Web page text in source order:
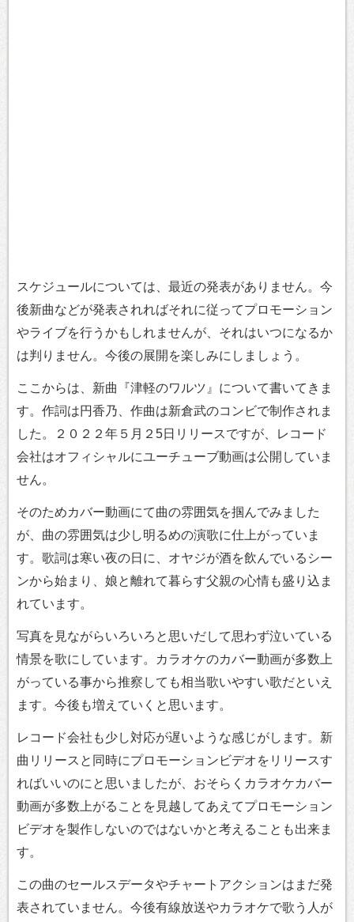
スケジュールについては、最近の発表がありません。今
後新曲などが発表されればそれに従ってプロモーション
やライブを行うかもしれませんが、それはいつになるか
は判りません。今後の展開を楽しみにしましょう。
ここからは、新曲『津軽のワルツ』について書いてきま
す。作詞は円香乃、作曲は新倉武のコンビで制作されま
した。２０２２年５月２5日リリースですが、レコード
会社はオフィシャルにユーチューブ動画は公開していま
せん。
そのためカバー動画にて曲の雰囲気を掴んでみました
が、曲の雰囲気は少し明るめの演歌に仕上がっていま
す。歌詞は寒い夜の日に、オヤジが酒を飲んでいるシー
ンから始まり、娘と離れて暮らす父親の心情も盛り込ま
れています。
写真を見ながらいろいろと思いだして思わず泣いている
情景を歌にしています。カラオケのカバー動画が多数上
がっている事から推察しても相当歌いやすい歌だといえ
ます。今後も増えていくと思います。
レコード会社も少し対応が遅いような感じがします。新
曲リリースと同時にプロモーションビデオをリリースす
ればいいのにと思いましたが、おそらくカラオケカバー
動画が多数上がることを見越してあえてプロモーション
ビデオを製作しないのではないかと考えることも出来ま
す。
この曲のセールスデータやチャートアクションはまだ発
表されていません。今後有線放送やカラオケで歌う人が